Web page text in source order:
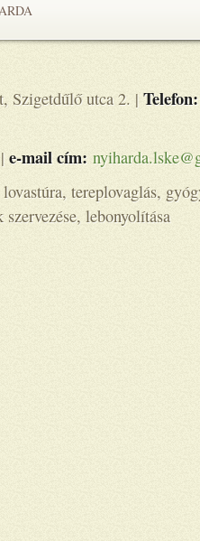
Szigetdűlő utca 2. | Telefon:
| e-mail cím:
tereplovaglás,
lebonyolítása